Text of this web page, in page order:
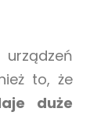
to, że
duże